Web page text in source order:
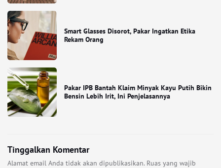
Smart Glasses Disorot, Pakar Ingatkan Etika
Rekam Orang
Pakar IPB Bantah Klaim Minyak Kayu Putih Bikin
Bensin Lebih Irit, Ini Penjelasannya
Tinggalkan Komentar
Alamat email Anda tidak akan dipublikasikan. Ruas yang wajib